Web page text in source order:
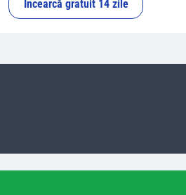
Încearcă gratuit 14 zile